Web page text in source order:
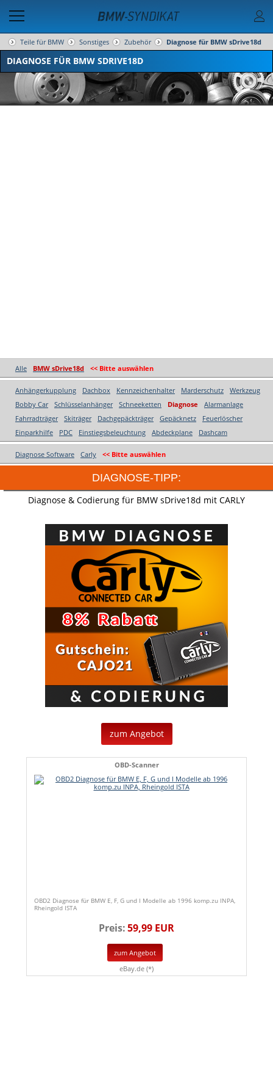
Teile für BMW Sonstiges Zubehör Diagnose für BMW sDrive18d
DIAGNOSE FÜR BMW SDRIVE18D
Alle BMW sDrive18d << Bitte auswählen
Anhängerkupplung Dachbox Kennzeichenhalter Marderschutz
Werkzeug
Bobby Car
Schlüsselanhänger Schneeketten Diagnose
Alarmanlage
Fahrradträger
Skiträger Dachgepäckträger Gepäcknetz
Feuerlöscher
Einparkhilfe
PDC Einstiegsbeleuchtung Abdeckplane Dashcam
Diagnose Software Carly << Bitte auswählen
DIAGNOSE-TIPP:
Diagnose & Codierung für BMW sDrive18d mit CARLY
zum Angebot
OBD-Scanner
OBD2 Diagnose für BMW E, F, G und I Modelle ab 1996 komp.zu INPA,
Rheingold ISTA
Preis:59,99 EUR
zum Angebot
eBay.de (*)